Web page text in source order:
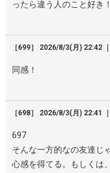
ったら違う人のこと好き
［699］ 2026/8/3(月) 22:42
同感！
［698］ 2026/8/3(月) 22:41
697
そんな一方的なの友達じ
心感を得てる。もしくは